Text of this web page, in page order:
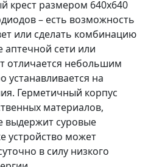
крест размером 640х640
– есть возможность
или сделать комбинацию
сети или
отличается небольшим
устанавливается на
Герметичный корпус
материалов,
выдержит суровые
устройство может
в силу низкого